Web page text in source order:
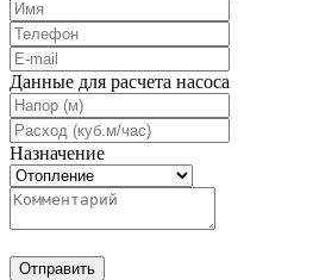
Данные для расчета насоса
Назначение
Отправить